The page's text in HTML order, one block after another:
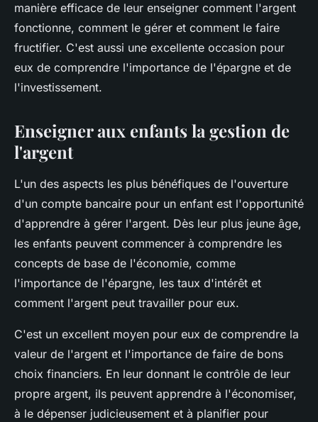
manière efficace de leur enseigner comment l'argent
fonctionne, comment le gérer et comment le faire
fructifier. C'est aussi une excellente occasion pour
eux de comprendre l'importance de l'épargne et de
l'investissement.
Enseigner aux enfants la gestion de
l'argent
L'un des aspects les plus bénéfiques de l'ouverture
d'un compte bancaire pour un enfant est l'opportunité
d'apprendre à gérer l'argent. Dès leur plus jeune âge,
les enfants peuvent commencer à comprendre les
concepts de base de l'économie, comme
l'importance de l'épargne, les taux d'intérêt et
comment l'argent peut travailler pour eux.
C'est un excellent moyen pour eux de comprendre la
valeur de l'argent et l'importance de faire de bons
choix financiers. En leur donnant le contrôle de leur
propre argent, ils peuvent apprendre à l'économiser,
à le dépenser judicieusement et à planifier pour